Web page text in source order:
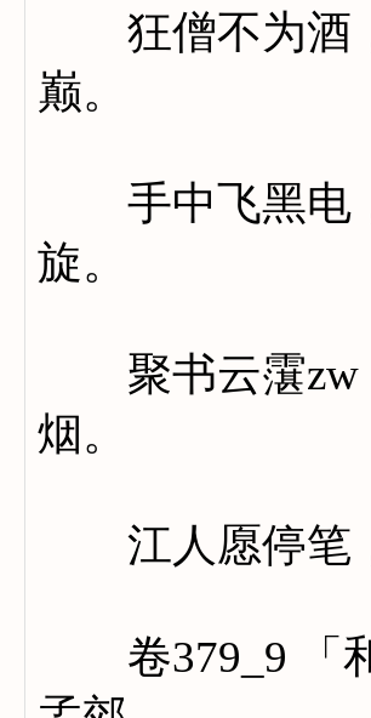
狂僧不为酒，
巅。
手中飞黑电，
旋。
聚书云霮zw
烟。
江人愿停笔
卷379_9 「和